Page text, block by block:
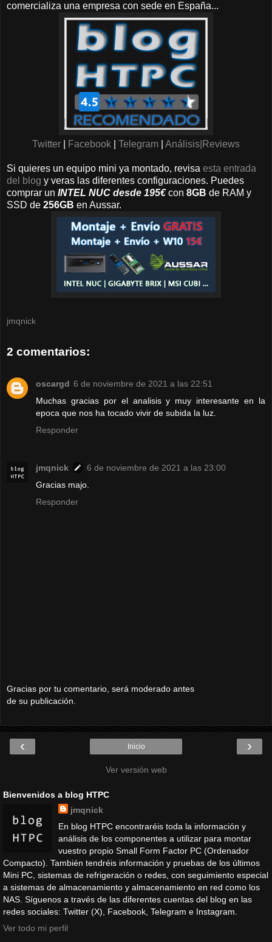
comercializa una empresa con sede en España...
Twitter Facebook Telegram Análisis|Reviews
Si quieres un equipo mini ya montado, revisa esta entrada
del blog y veras las diferentes configuraciones. Puedes
comprar un INTEL NUC desde 195€con 8GB de RAM y
SSD de 256GB en Aussar.
jmqnick
2 comentarios:
oscargd 6 de noviembre de 2021 a las 22:51
Muchas gracias por el analisis y muy interesante en la
epoca que nos ha tocado vivir de subida la luz.
Responder
jmqnick
6 de noviembre de 2021 a las 23:00
Gracias majo.
Responder
Gracias por tu comentario, será moderado antes
de su publicación.
‹ ›
Inicio
Ver versión web
Bienvenidos a blog HTPC
jmqnick
En blog HTPC encontraréis toda la información y
análisis de los componentes a utilizar para montar
vuestro propio Small Form Factor PC (Ordenador
Compacto). También tendréis información y pruebas de los últimos
Mini PC, sistemas de refrigeración o redes, con seguimiento especial
a sistemas de almacenamiento y almacenamiento en red como los
NAS. Síguenos a través de las diferentes cuentas del blog en las
redes sociales: Twitter (X), Facebook, Telegram e Instagram.
Ver todo mi perfil